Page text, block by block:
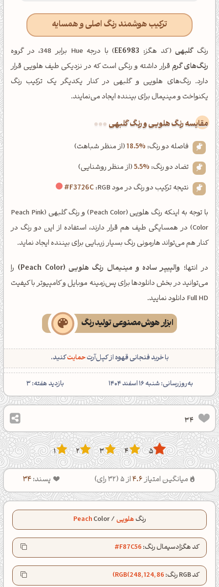
ترکیب هوشمند رنگ اصلی و همسایه
رنگگلبهی(کد هگز: EE6983) با درجه Hue برابر 348، در گروه
رنگ‌های گرم قرار داشته و رنگی است که در نزدیکی طیف هلویی قرار
دارد. رنگ‌های هلویی و گلبهی در کنار یکدیگر یک ترکیب رنگ
یکنواخت و مینیمال برای بیننده ایجاد می‌نمایند.
‌مقایسه رنگ هلویی و رنگ گلبهی
فاصله دو رنگ: 18.5%(از منظر شباهت)
تضاد دو رنگ: 5.5%(از منظر روشنایی)
نتیجه ترکیب دو رنگ در مود RGB:
#F3726C
با توجه به اینکه رنگ هلویی (Peach Color) و رنگ گلبهی (Peach Pink
Color) در همسایگی طیف هم قرار دارند، استفاده از این دو رنگ در
کنار هم می‌تواند هارمونی رنگ بسیار زیبایی برای بیننده ایجاد نماید.
در انتها؛ والپیپر ساده و مینیمال رنگ هلویی (Peach Color)
را
می‌توانید در بخش دانلودها برای پس‌زمینه موبایل و کامپیوتر با کیفیت
Full HD دانلود نمایید.
ابزار هوش‌مصنوعی تولید رنگ
با خرید فنجانی قهوه از کپل‌آرتحمایتکنید.
‌به‌روزرسانی: شنبه 16 اسفند 1404 بازدید هفته:3
34
5
4
3
2
1
میانگین امتیاز4.6از 5 ( 32رای) پسند:34
رنگهلویی/
Color
Peach
کد هگزادسیمال رنگ:#F87C56
کد RGB رنگ: RGB(248, 124, 86)